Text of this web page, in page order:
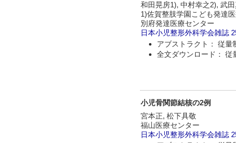
和田晃房1), 中村幸之2), 武
1)佐賀整肢学園こども発達
別府発達医療センター
日本小児整形外科学会雑誌
アブストラクト： 従量
全文ダウンロード： 従
小児骨関節結核の2例
宮本正, 松下具敬
福山医療センター
日本小児整形外科学会雑誌